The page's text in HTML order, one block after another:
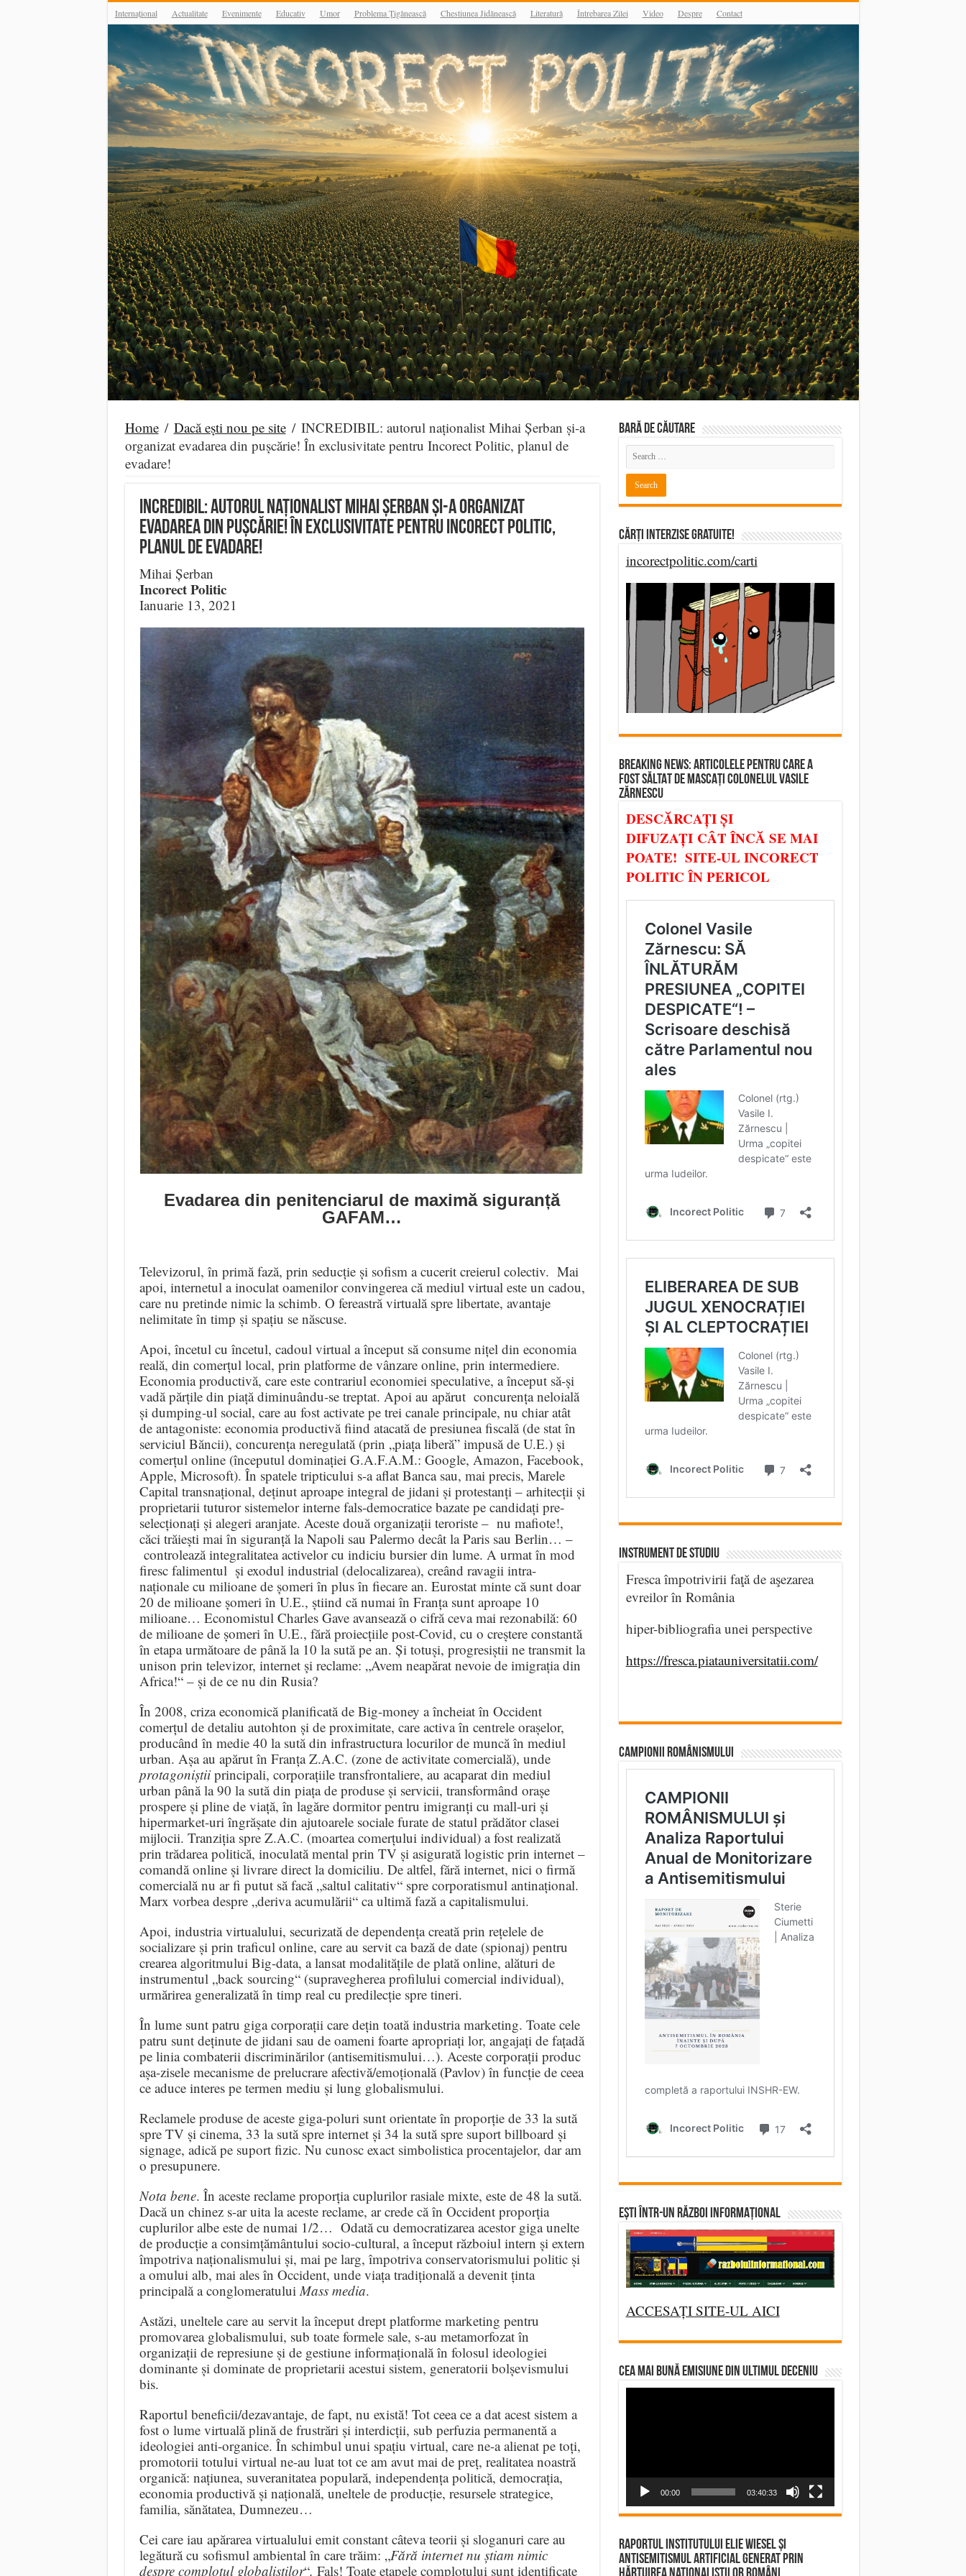
Internațional Actualitate Evenimente Educativ Umor Problema Țigănească Chestiunea Jidănească Literatură Întrebarea Zilei Video Despre Contact
Home / Dacă ești nou pe site / INCREDIBIL: autorul naționalist Mihai Șerban și-a
organizat evadarea din pușcărie! În exclusivitate pentru Incorect Politic, planul de
evadare!
INCREDIBIL: autorul naționalist Mihai Șerban și-a organizat
evadarea din pușcărie! În exclusivitate pentru Incorect Politic,
planul de evadare!
Mihai Șerban
Incorect Politic
Ianuarie 13, 2021
Evadarea din penitenciarul de maximă siguranță
GAFAM…
Televizorul, în primă fază, prin seducție și sofism a cucerit creierul colectiv. Mai
apoi, internetul a inoculat oamenilor convingerea că mediul virtual este un cadou,
care nu pretinde nimic la schimb. O fereastră virtuală spre libertate, avantaje
nelimitate în timp și spațiu se născuse.
Apoi, încetul cu încetul, cadoul virtual a început să consume nițel din economia
reală, din comerțul local, prin platforme de vânzare online, prin intermediere.
Economia productivă, care este contrariul economiei speculative, a început să-și
vadă părțile din piață diminuându-se treptat. Apoi au apărut concurența neloială
și dumping-ul social, care au fost activate pe trei canale principale, nu chiar atât
de antagoniste: economia productivă fiind atacată de presiunea fiscală (de stat în
serviciul Băncii), concurența neregulată (prin „piața liberă” impusă de U.E.) și
comerțul online (începutul dominației G.A.F.A.M.: Google, Amazon, Facebook,
Apple, Microsoft). În spatele tripticului s-a aflat Banca sau, mai precis, Marele
Capital transnațional, deținut aproape integral de jidani și protestanți – arhitecții și
proprietarii tuturor sistemelor interne fals-democratice bazate pe candidați pre-
selecționați și alegeri aranjate. Aceste două organizații teroriste – nu mafiote!,
căci trăiești mai în siguranță la Napoli sau Palermo decât la Paris sau Berlin… –
controlează integralitatea activelor cu indiciu bursier din lume. A urmat în mod
firesc falimentul și exodul industrial (delocalizarea), creând ravagii intra-
naționale cu milioane de șomeri în plus în fiecare an. Eurostat minte că sunt doar
20 de milioane șomeri în U.E., știind că numai în Franța sunt aproape 10
milioane… Economistul Charles Gave avansează o cifră ceva mai rezonabilă: 60
de milioane de șomeri în U.E., fără proiecțiile post-Covid, cu o creștere constantă
în etapa următoare de până la 10 la sută pe an. Și totuși, progresiștii ne transmit la
unison prin televizor, internet și reclame: „Avem neapărat nevoie de imigrația din
Africa!“ – și de ce nu din Rusia?
În 2008, criza economică planificată de Big-money a încheiat în Occident
comerțul de detaliu autohton și de proximitate, care activa în centrele orașelor,
producând în medie 40 la sută din infrastructura locurilor de muncă în mediul
urban. Așa au apărut în Franța Z.A.C. (zone de activitate comercială), unde
protagoniștiiprincipali, corporațiile transfrontaliere, au acaparat din mediul
urban până la 90 la sută din piața de produse și servicii, transformând orașe
prospere și pline de viață, în lagăre dormitor pentru imigranți cu mall-uri și
hipermarket-uri îngrășate din ajutoarele sociale furate de statul prădător clasei
mijlocii. Tranziția spre Z.A.C. (moartea comerțului individual) a fost realizată
prin trădarea politică, inoculată mental prin TV și asigurată logistic prin internet –
comandă online și livrare direct la domiciliu. De altfel, fără internet, nici o firmă
comercială nu ar fi putut să facă „saltul calitativ“ spre corporatismul antinațional.
Marx vorbea despre „deriva acumulării“ ca ultimă fază a capitalismului.
Apoi, industria virtualului, securizată de dependența creată prin rețelele de
socializare și prin traficul online, care au servit ca bază de date (spionaj) pentru
crearea algoritmului Big-data, a lansat modalitățile de plată online, alături de
instrumentul „back sourcing“ (supravegherea profilului comercial individual),
urmărirea generalizată în timp real cu predilecție spre tineri.
În lume sunt patru giga corporații care dețin toată industria marketing. Toate cele
patru sunt deținute de jidani sau de oameni foarte apropriați lor, angajați de fațadă
pe linia combaterii discriminărilor (antisemitismului…). Aceste corporații produc
așa-zisele mecanisme de prelucrare afectivă/emoțională (Pavlov) în funcție de ceea
ce aduce interes pe termen mediu și lung globalismului.
Reclamele produse de aceste giga-poluri sunt orientate în proporție de 33 la sută
spre TV și cinema, 33 la sută spre internet și 34 la sută spre suport billboard și
signage, adică pe suport fizic. Nu cunosc exact simbolistica procentajelor, dar am
o presupunere.
Nota bene. În aceste reclame proporția cuplurilor rasiale mixte, este de 48 la sută.
Dacă un chinez s-ar uita la aceste reclame, ar crede că în Occident proporția
cuplurilor albe este de numai 1/2… Odată cu democratizarea acestor giga unelte
de producție a consimțământului socio-cultural, a început războiul intern și extern
împotriva naționalismului și, mai pe larg, împotriva conservatorismului politic și
a omului alb, mai ales în Occident, unde viața tradițională a devenit ținta
principală a conglomeratuluiMass media.
Astăzi, uneltele care au servit la început drept platforme marketing pentru
promovarea globalismului, sub toate formele sale, s-au metamorfozat în
organizații de represiune și de gestiune informațională în folosul ideologiei
dominante și dominate de proprietarii acestui sistem, generatorii bolșevismului
bis.
Raportul beneficii/dezavantaje, de fapt, nu există! Tot ceea ce a dat acest sistem a
fost o lume virtuală plină de frustrări și interdicții, sub perfuzia permanentă a
ideologiei anti-organice. În schimbul unui spațiu virtual, care ne-a alienat pe toți,
promotorii totului virtual ne-au luat tot ce am avut mai de preț, realitatea noastră
organică: națiunea, suveranitatea populară, independența politică, democrația,
economia productivă și națională, uneltele de producție, resursele strategice,
familia, sănătatea, Dumnezeu…
Cei care iau apărarea virtualului emit constant câteva teorii și sloganuri care au
legătură cu sofismul ambiental în care trăim: „Fără internet nu știam nimic
despre complotul globaliștilor“. Fals! Toate etapele complotului sunt identificate
BARĂ DE CĂUTARE
Cărți Interzise Gratuite!
incorectpolitic.com/carti
BREAKING NEWS: ARTICOLELE PENTRU CARE A
FOST SĂLTAT DE MASCAȚI COLONELUL VASILE
ZĂRNESCU
DESCĂRCAȚI ȘI
DIFUZAȚI CÂT ÎNCĂ SE MAI
POATE! SITE-UL INCORECT
POLITIC ÎN PERICOL
INSTRUMENT DE STUDIU
Fresca împotrivirii faţă de aşezarea
evreilor în România
hiper-bibliografia unei perspective
https://fresca.piatauniversitatii.com/
CAMPIONII ROMÂNISMULUI
Ești într-un RĂZBOI INFORMAȚIONAL
ACCESAȚI SITE-UL AICI
CEA MAI BUNĂ EMISIUNE DIN ULTIMUL DECENIU
00:00 03:40:33
Raportul Institutului Elie Wiesel și
Antisemitismul Artificial Generat prin